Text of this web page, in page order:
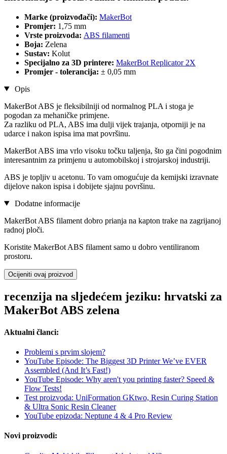
Marke (proizvođači): MakerBot
Promjer: 1,75 mm
Vrste proizvoda: ABS filamenti
Boja: Zelena
Sustav: Kolut
Specijalno za 3D printere: MakerBot Replicator 2X
Promjer - tolerancija: ± 0,05 mm
Opis
MakerBot ABS je fleksibilniji od normalnog PLA i stoga je
pogodan za mehaničke primjene.
Za razliku od PLA, ABS ima dulji vijek trajanja, otporniji je na
udarce i nakon ispisa ima mat površinu.
MakerBot ABS ima vrlo visoku točku taljenja, što ga čini pogodnim
interesantnim za primjenu u automobilskoj i strojarskoj industriji.
ABS je topljiv u acetonu. To vam omogućuje da kemijski izravnate
dijelove nakon ispisa i dobijete sjajnu površinu.
Dodatne informacije
MakerBot ABS filament dobro prianja na kapton trake na zagrijanoj
radnoj ploči.
Koristite MakerBot ABS filament samo u dobro ventiliranom
prostoru.
Ocijeniti ovaj proizvod
recenzija na sljedećem jeziku: hrvatski za
MakerBot ABS zelena
Aktualni članci:
Problemi s prvim slojem?
YouTube Episode: The Biggest 3D Printer We’ve EVER
Assembled (And It’s Fast!)
YouTube Episode: Why aren't you printing faster? Speed &
Flow Tests!
Test proizvoda: UniFormation GKtwo, Resin Curing Station
& Ultra Sonic Resin Cleaner
YouTube epizoda: Neptune 4 & 4 Pro Review
Novi proizvodi: